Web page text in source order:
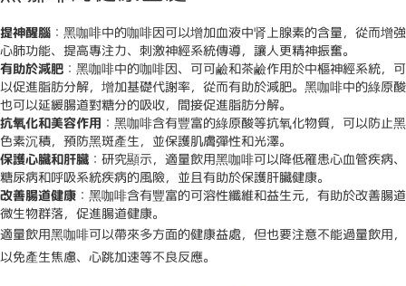
提神醒腦 ：黑咖啡中的咖啡因可以增加血液中肾上腺素的含量，從而增強
心肺功能、提高專注力、刺激神經系統傳導，讓人更精神振奮。
有助於減肥 ：黑咖啡中的咖啡因、可可鹼和茶鹼作用於中樞神經系統，可
以促進脂肪分解，增加基礎代謝率，從而有助於減肥。黑咖啡中的綠原酸
也可以延緩腸道對糖分的吸收，間接促進脂肪分解。
抗氧化和美容作用 ：黑咖啡含有豐富的綠原酸等抗氧化物質，可以防止黑
色素沉積，預防黑斑產生，並保護肌膚彈性和光澤。
保護心臟和肝臟 ：研究顯示，適量飲用黑咖啡可以降低罹患心血管疾病、
糖尿病和呼吸系統疾病的風險，並且有助於保護肝臟健康。
改善腸道健康 ：黑咖啡含有豐富的可溶性纖維和益生元，有助於改善腸道
微生物群落，促進腸道健康。
適量飲用黑咖啡可以帶來多方面的健康益處，但也要注意不能過量飲用，
以免產生焦慮、心跳加速等不良反應。